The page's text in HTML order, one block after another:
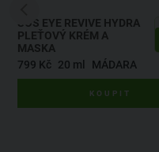
SOS EYE REVIVE HYDRA
PLEŤOVÝ KRÉM A
MASKA
799 Kč
20 ml MÁDARA
KOUPIT